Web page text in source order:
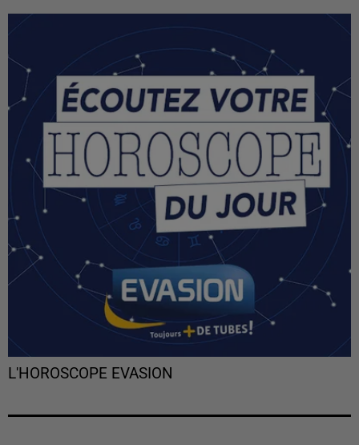
L'HOROSCOPE EVASION